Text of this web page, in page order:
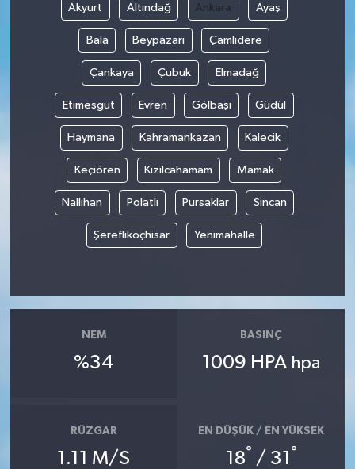
Akyurt Altındağ Ankara Ayaş
Bala Beypazarı Çamlıdere
Çankaya Çubuk Elmadağ
Etimesgut Evren Gölbaşı Güdül
Haymana Kahramankazan Kalecik
Keçiören Kızılcahamam Mamak
Nallıhan Polatlı Pursaklar Sincan
Şereflikoçhisar Yenimahalle
NEM
%34
BASINÇ
1009 HPA hpa
RÜZGAR
1.11 M/S
EN DÜŞÜK / EN YÜKSEK
18° / 31 °